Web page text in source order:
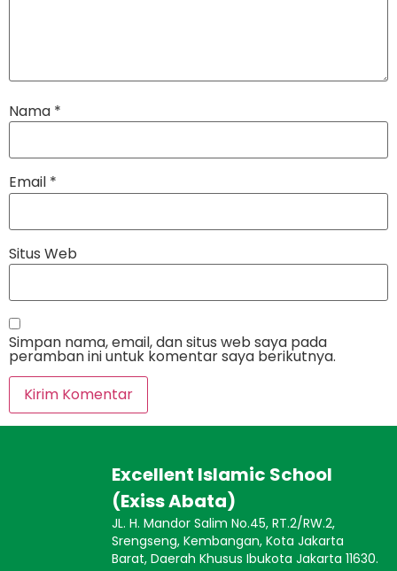
Nama *
Email *
Situs Web
Simpan nama, email, dan situs web saya pada
peramban ini untuk komentar saya berikutnya.
Excellent Islamic School
(Exiss Abata)
JL. H. Mandor Salim No.45, RT.2/RW.2,
Srengseng, Kembangan, Kota Jakarta
Barat, Daerah Khusus Ibukota Jakarta 11630.